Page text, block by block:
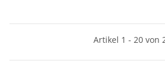
Artikel 1 - 20 von